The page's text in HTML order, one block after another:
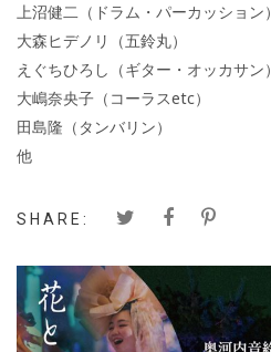
上沼健二（ドラム・パーカッション）
大森ヒデノリ（五鈴丸）
えぐちひろし（ギター・オッカサン）
大嶋奈央子（コーラスetc）
田島隆（タンバリン）
他
SHARE: